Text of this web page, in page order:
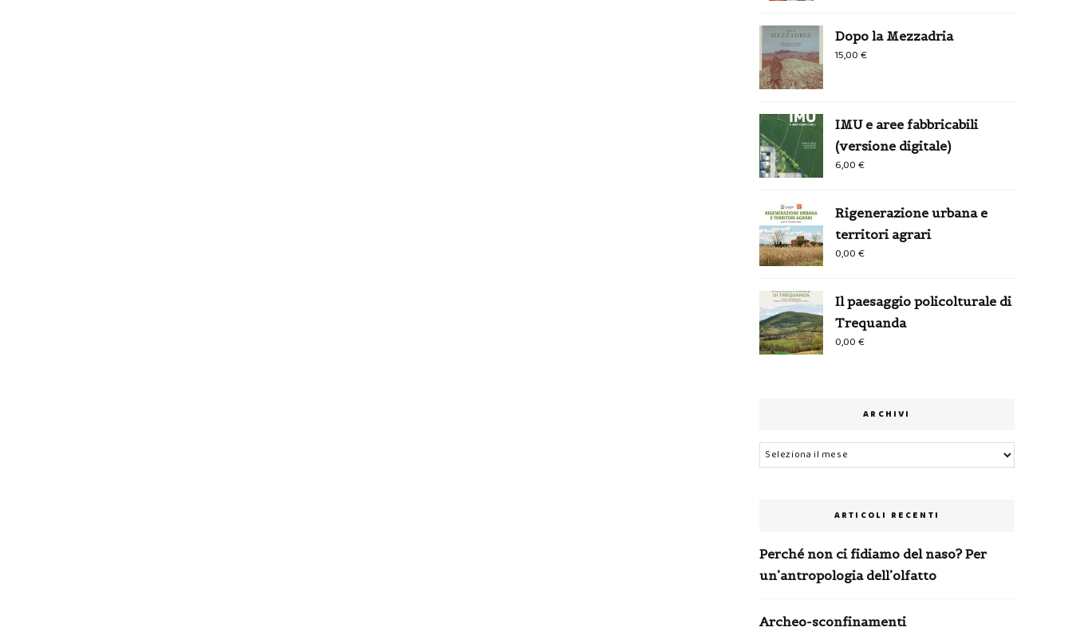
Dopo la Mezzadria
15,00€
IMU e aree fabbricabili
(versione digitale)
6,00€
Rigenerazione urbana e
territori agrari
0,00€
Il paesaggio policolturale di
Trequanda
0,00€
ARCHIVI
Archivi
ARTICOLI RECENTI
Perché non ci fidiamo del naso? Per
un’antropologia dell’olfatto
Archeo-sconfinamenti